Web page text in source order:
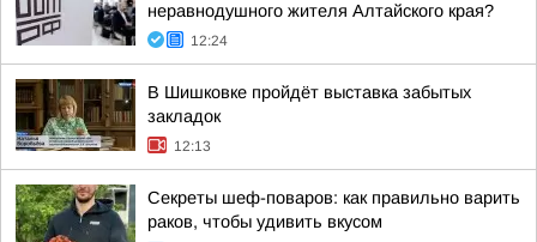
неравнодушного жителя Алтайского края?
12:24
В Шишковке пройдёт выставка забытых
закладок
12:13
Секреты шеф-поваров: как правильно варить
раков, чтобы удивить вкусом